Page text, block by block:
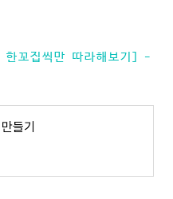
꼬집씩만 따라해보기] -
들기